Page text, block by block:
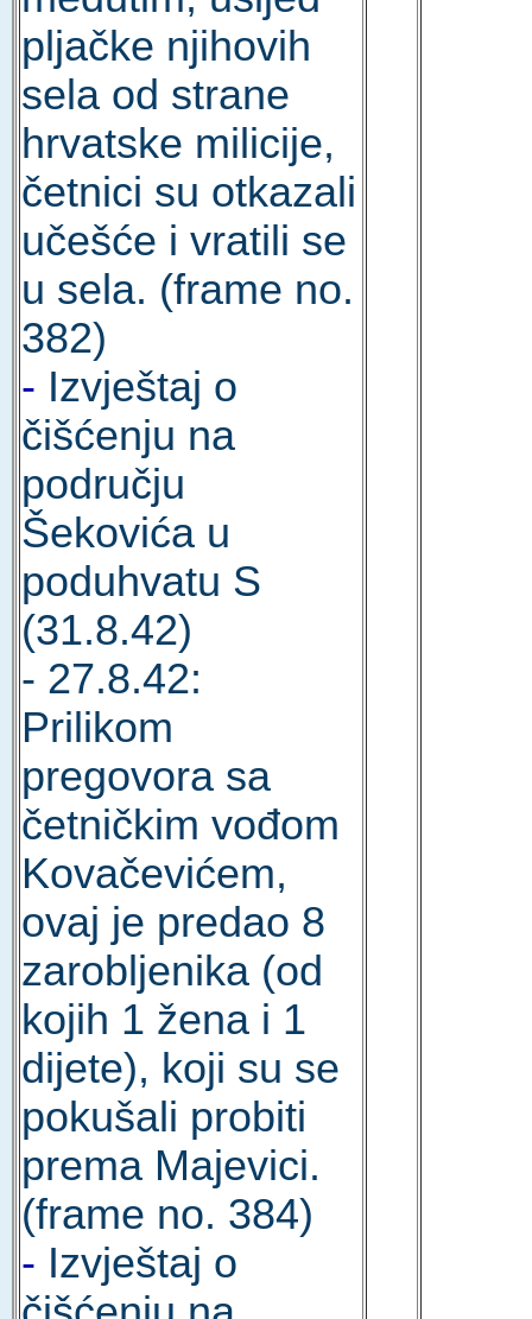
pljačke njihovih
sela od strane
hrvatske milicije,
četnici su otkazali
učešće i vratili se
u sela. (frame no.
382)
- Izvještaj o
čišćenju na
području
Šekovića u
poduhvatu S
(31.8.42)
- 27.8.42:
Prilikom
pregovora sa
četničkim vođom
Kovačevićem,
ovaj je predao 8
zarobljenika (od
kojih 1 žena i 1
dijete), koji su se
pokušali probiti
prema Majevici.
(frame no. 384)
- Izvještaj o